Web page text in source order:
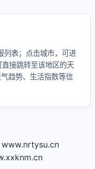
列表；点击城市，可进
接跳转至该地区的天
趋势、生活指数等信
www.nrtysu.cn